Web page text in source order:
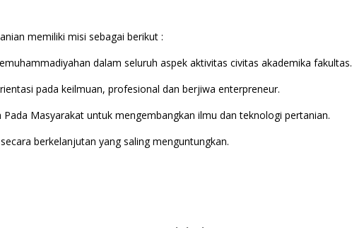
memiliki misi sebagai berikut :
dalam seluruh aspek aktivitas civitas akademika fakultas.
pada keilmuan, profesional dan berjiwa enterpreneur.
Masyarakat untuk mengembangkan ilmu dan teknologi pertanian.
berkelanjutan yang saling menguntungkan.